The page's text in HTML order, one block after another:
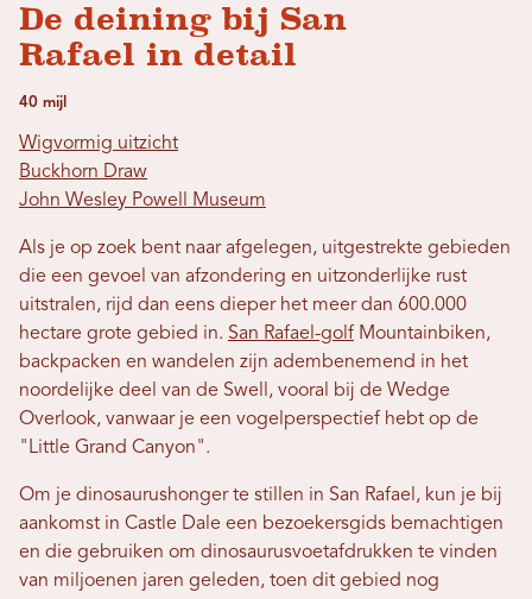
De deining bij San
Rafael in detail
40 mijl
Wigvormig uitzicht
Buckhorn Draw
John Wesley Powell Museum
Als je op zoek bent naar afgelegen, uitgestrekte gebieden
die een gevoel van afzondering en uitzonderlijke rust
uitstralen, rijd dan eens dieper het meer dan 600.000
hectare grote gebied in. San Rafael-golf Mountainbiken,
backpacken en wandelen zijn adembenemend in het
noordelijke deel van de Swell, vooral bij de Wedge
Overlook, vanwaar je een vogelperspectief hebt op de
"Little Grand Canyon".
Om je dinosaurushonger te stillen in San Rafael, kun je bij
aankomst in Castle Dale een bezoekersgids bemachtigen
en die gebruiken om dinosaurusvoetafdrukken te vinden
van miljoenen jaren geleden, toen dit gebied nog